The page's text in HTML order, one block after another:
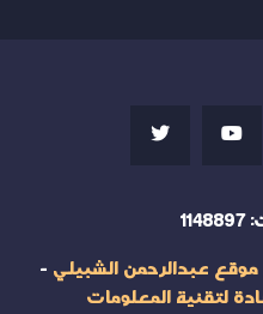
1148897
موقع عبدالرحمن الشبيلي -
لتقنية المعلومات